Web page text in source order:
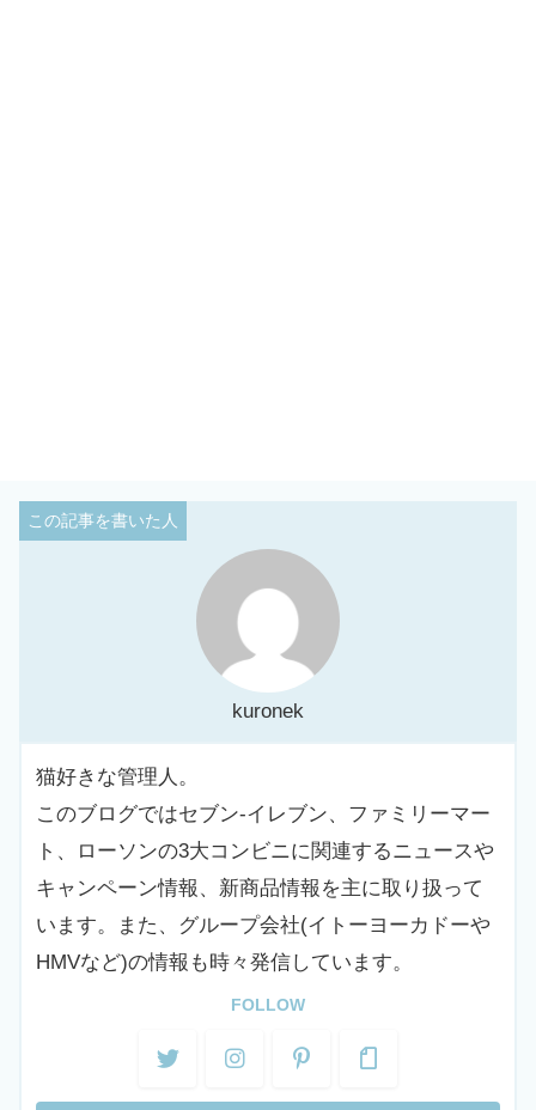
kuronek
猫好きな管理人。
このブログではセブン-イレブン、ファミリーマー
ト、ローソンの3大コンビニに関連するニュースや
キャンペーン情報、新商品情報を主に取り扱って
います。また、グループ会社(イトーヨーカドーや
HMVなど)の情報も時々発信しています。
FOLLOW